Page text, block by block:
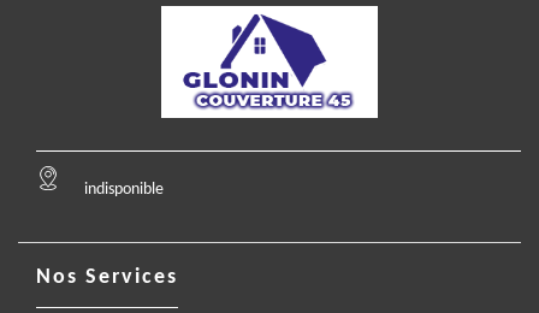
indisponible
Nos Services